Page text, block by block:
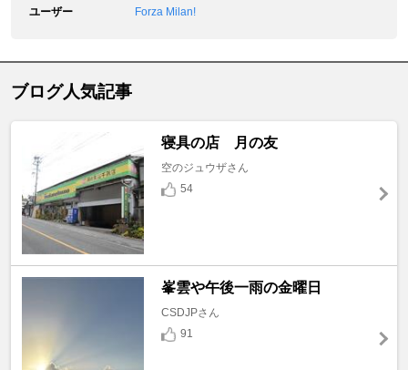
ユーザー
Forza Milan!
ブログ人気記事
寝具の店 月の友
空のジュウザさん
54
峯雲や午後一雨の金曜日
CSDJPさん
91